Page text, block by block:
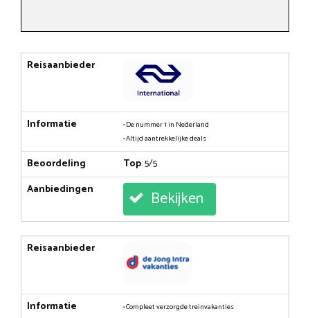
Reisaanbieder
Informatie
• De nummer 1 in Nederland
• Altijd aantrekkelijke deals
Beoordeling Top: 5/5
Aanbiedingen
Bekijken
Reisaanbieder
Informatie
• Compleet verzorgde treinvakanties